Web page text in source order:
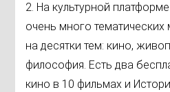
2. На культурной
очень много
на десятки тем: кино,
философия. Есть два
кино в 10 фильмах и